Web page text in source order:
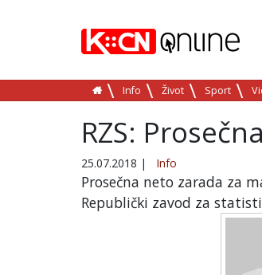
Info Život Sport
RZS:
25.07.2018 | Info
Prosečna neto zarada za
Republički zavod za